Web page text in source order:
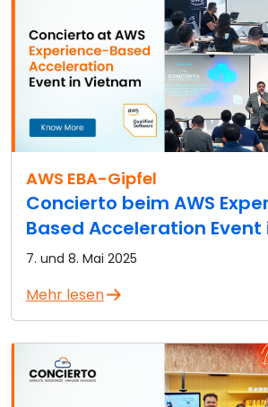
AWS EBA-Gipfel
Concierto beim AWS
Based Acceleration
7. und 8. Mai 2025
Mehr lesen